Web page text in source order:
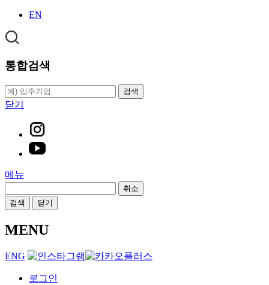
EN
통합검색
검색
닫기
메뉴
취소
검색
닫기
MENU
ENG
로그인